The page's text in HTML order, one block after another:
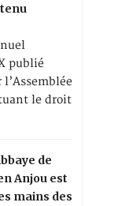
publié
le droit
de
Anjou est
mains des